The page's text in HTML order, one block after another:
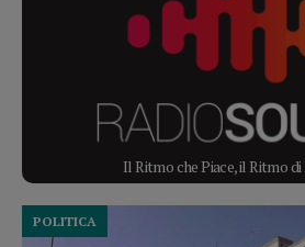
Il Ritmo che Piace, il Ritmo di
POLITICA